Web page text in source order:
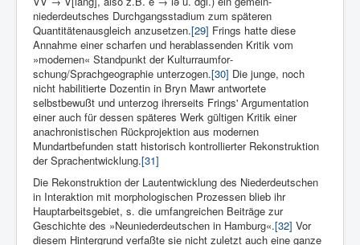
niederdeutsches Durchgangsstadium zum späteren
Quantitätenausgleich anzusetzen.[29] Frings hatte diese
Annahme einer scharfen und herablassenden Kri­tik vom
»modernen« Standpunkt der Kulturraumfor­
schung/Sprachgeographie unterzogen.[30] Die junge, noch
nicht habilitierte Dozentin in Bryn Mawr antwortete
selbstbewußt und unterzog ihrerseits Frings' Argumentation
einer auch für dessen späteres Werk gültigen Kritik einer
anachronistischen Rückprojektion aus modernen
Mundartbefunden statt historisch kontrollierter Rekonstruktion
der Sprachentwicklung.[31]
Die Rekonstruktion der Lautentwicklung des Niederdeutschen
in Interaktion mit morphologischen Prozessen blieb ihr
Hauptarbeitsgebiet, s. die umfangreichen Beiträge zur
Geschichte des »Neuniederdeutschen in Hamburg«.[32] Vor
diesem Hintergrund verfaßte sie nicht zuletzt auch eine ganze